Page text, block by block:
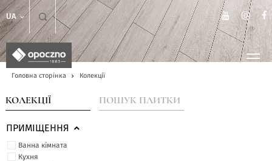
UA
Головна сторінка Колекції
КОЛЕКЦІЇ ПОШУК ПЛИТКИ
ПРИМІЩЕННЯ
Ванна кімната
Кухня